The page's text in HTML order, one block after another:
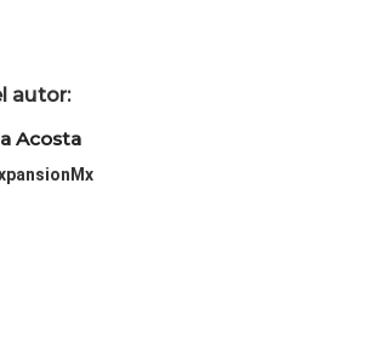
autor:
Acosta